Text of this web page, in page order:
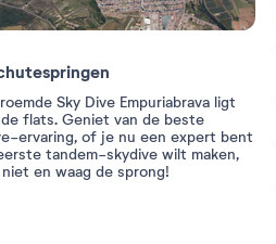
Sky Dive Empuriabrava ligt
flats. Geniet van de beste
ervaring, of je nu een expert bent
tandem-skydive wilt maken,
niet en waag de sprong!